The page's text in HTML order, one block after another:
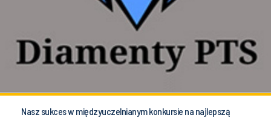
Nasz sukces w międzyuczelnianym konkursie na najlepszą